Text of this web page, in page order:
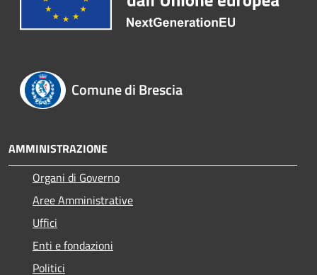
Comune di Brescia
AMMINISTRAZIONE
Organi di Governo
Aree Amministrative
Uffici
Enti e fondazioni
Politici